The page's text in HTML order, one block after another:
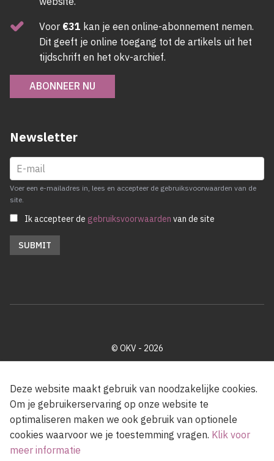
Voor €31 kan je een online-abonnement nemen.
Dit geeft je online toegang tot de artikels uit het
tijdschrift en het okv-archief.
ABONNEER NU
Newsletter
Voer een e-mailadres in, lees en accepteer de gebruiksvoorwaarden van de
site.
Ik accepteer de gebruiksvoorwaarden van de site
© OKV - 2026
Met steun van de Vlaamse Gemeenschap
Deze website maakt gebruik van noodzakelijke cookies.
Om je gebruikerservaring op onze website te
optimaliseren maken we ook gebruik van optionele
cookies waarvoor we je toestemming vragen. Klik voor
meer informatie